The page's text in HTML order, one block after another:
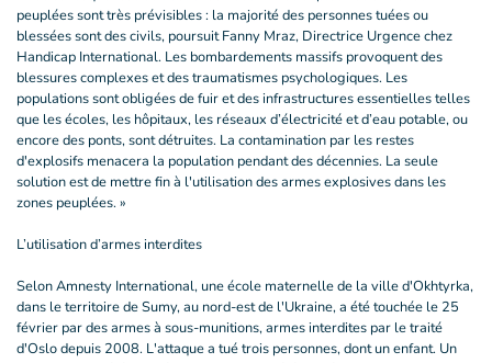
peuplées sont très prévisibles : la majorité des personnes tuées ou
blessées sont des civils, poursuit Fanny Mraz, Directrice Urgence chez
Handicap International. Les bombardements massifs provoquent des
blessures complexes et des traumatismes psychologiques. Les
populations sont obligées de fuir et des infrastructures essentielles telles
que les écoles, les hôpitaux, les réseaux d’électricité et d’eau potable, ou
encore des ponts, sont détruites. La contamination par les restes
d'explosifs menacera la population pendant des décennies. La seule
solution est de mettre fin à l'utilisation des armes explosives dans les
zones peuplées. »
L’utilisation d’armes interdites
Selon Amnesty International, une école maternelle de la ville d'Okhtyrka,
dans le territoire de Sumy, au nord-est de l'Ukraine, a été touchée le 25
février par des armes à sous-munitions, armes interdites par le traité
d'Oslo depuis 2008. L'attaque a tué trois personnes, dont un enfant. Un